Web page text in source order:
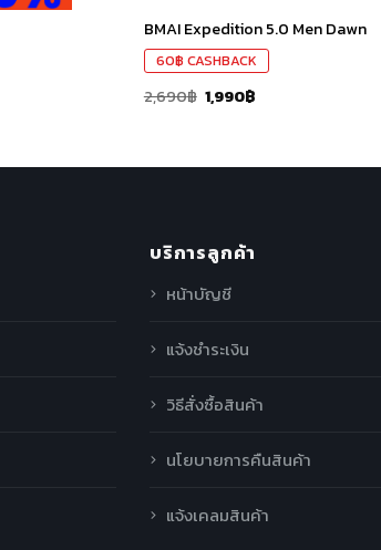
BMAI Expedition 5.0 Men Dawn
60฿ CASHBACK
2,690฿ 1,990฿
บริการลูกค้า
หน้าบัญชี
แจ้งชำระเงิน
วิธีสั่งซื้อสินค้า
นโยบายการคืนสินค้า
แจ้งเคลมสินค้า